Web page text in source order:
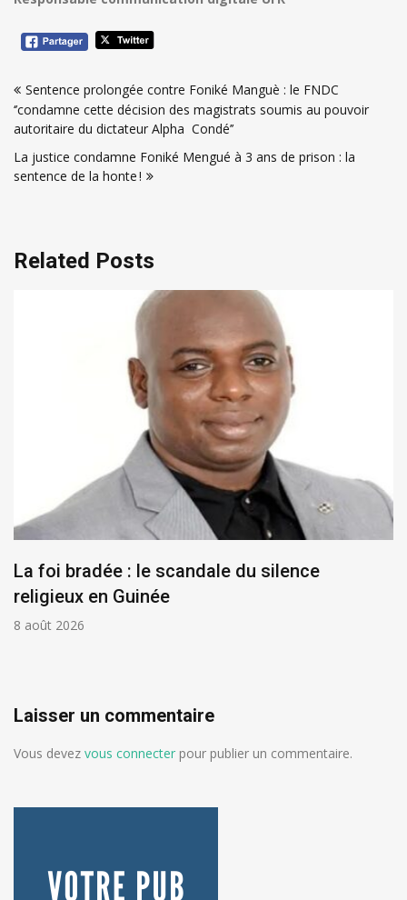
de
l’article
Sentence prolongée contre Foniké Manguè : le FNDC
‘’condamne cette décision des magistrats soumis au pouvoir
autoritaire du dictateur Alpha Condé’’
La justice condamne Foniké Mengué à 3 ans de prison : la
sentence de la honte !
Related Posts
La foi bradée : le scandale du silence
religieux en Guinée
8 août 2026
Laisser un commentaire
Vous devez vous connecter pour publier un commentaire.